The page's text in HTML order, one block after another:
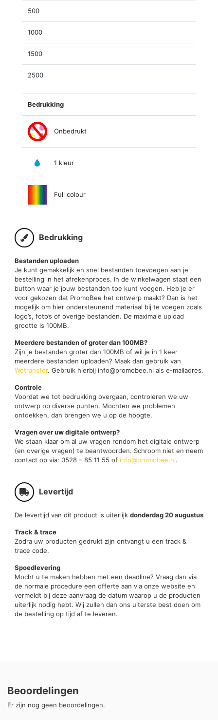
500
1000
1500
2500
Bedrukking
Onbedrukt
1 kleur
Full colour
Bedrukking
Bestanden uploaden
Je kunt gemakkelijk en snel bestanden toevoegen aan je
bestelling in het afrekenproces. In de winkelwagen staat een
button waar je jouw bestanden toe kunt voegen. Heb je er
voor gekozen dat PromoBee het ontwerp maakt? Dan is het
mogelijk om hier ondersteunend materiaal bij te voegen zoals
logo’s, foto’s of overige bestanden. De maximale upload
grootte is 100MB.
Meerdere bestanden of groter dan 100MB?
Zijn je bestanden groter dan 100MB of wil je in 1 keer
meerdere bestanden uploaden? Maak dan gebruik van
Wetransfer. Gebruik hierbij info@promobee.nl als e-mailadres.
Controle
Voordat we tot bedrukking overgaan, controleren we uw
ontwerp op diverse punten. Mochten we problemen
ontdekken, dan brengen we u op de hoogte.
Vragen over uw digitale ontwerp?
We staan klaar om al uw vragen rondom het digitale ontwerp
(en overige vragen) te beantwoorden. Schroom niet en neem
contact op via: 0528 – 85 11 55 of info@promobee.nl.
Levertijd
De levertijd van dit product is uiterlijk donderdag 20 augustus
Track & trace
Zodra uw producten gedrukt zijn ontvangt u een track &
trace code.
Spoedlevering
Mocht u te maken hebben met een deadline? Vraag dan via
de normale procedure een offerte aan via onze website en
vermeldt bij deze aanvraag de datum waarop u de producten
uiterlijk nodig hebt. Wij zullen dan ons uiterste best doen om
de bestelling op tijd af te leveren.
Beoordelingen
Er zijn nog geen beoordelingen.